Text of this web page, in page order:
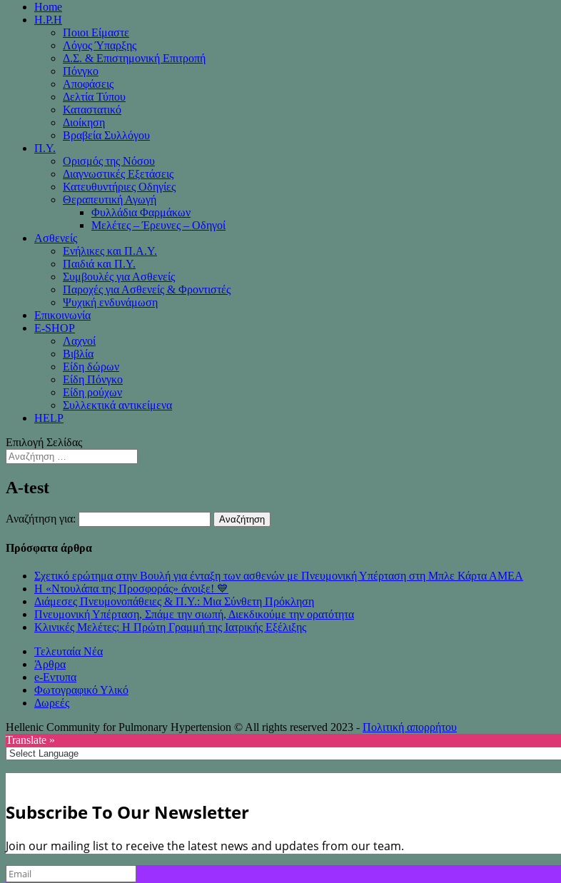
Home
H.P.H
Ποιοι Είμαστε
Λόγος Ύπαρξης
Δ.Σ. & Επιστημονική Επιτροπή
Πόνγκο
Αποφάσεις
Δελτία Τύπου
Καταστατικό
Διοίκηση
Βραβεία Συλλόγου
Π.Υ.
Ορισμός της Νόσου
Διαγνωστικές Εξετάσεις
Κατευθυντήριες Οδηγίες
Θεραπευτική Αγωγή
Φυλλάδια Φαρμάκων
Μελέτες – Έρευνες – Οδηγοί
Ασθενείς
Ενήλικες και Π.Α.Υ.
Παιδιά και Π.Υ.
Συμβουλές για Ασθενείς
Παροχές για Ασθενείς & Φροντιστές
Ψυχική ενδυνάμωση
Επικοινωνία
Ε-SHOP
Λαχνοί
Βιβλία
Είδη δώρων
Είδη Πόνγκο
Είδη ρούχων
Συλλεκτικά αντικείμενα
HELP
Επιλογή Σελίδας
A-test
Αναζήτηση για:
Πρόσφατα άρθρα
Σχετικό ερώτημα στην Βουλή για ένταξη των ασθενών με Πνευμονική Υπέρταση στη Μπλε Κάρτα ΑΜΕΑ
Η «Ντουλάπα της Προσφοράς» άνοιξε! 💙
Διάμεσες Πνευμονοπάθειες & Π.Υ.: Μια Σύνθετη Πρόκληση
Πνευμονική Υπέρταση, Σπάμε την σιωπή, Διεκδικούμε την ορατότητα
Κλινικές Μελέτες: Η Πρώτη Γραμμή της Ιατρικής Εξέλιξης
Τελευταία Νέα
Άρθρα
e-Eντυπα
Φωτογραφικό Υλικό
Δωρεές
Hellenic Community for Pulmonary Hypertension © All rights reserved 2023 - Πολιτική απορρήτου
Translate »
Subscribe To Our Newsletter
Join our mailing list to receive the latest news and updates from our team.